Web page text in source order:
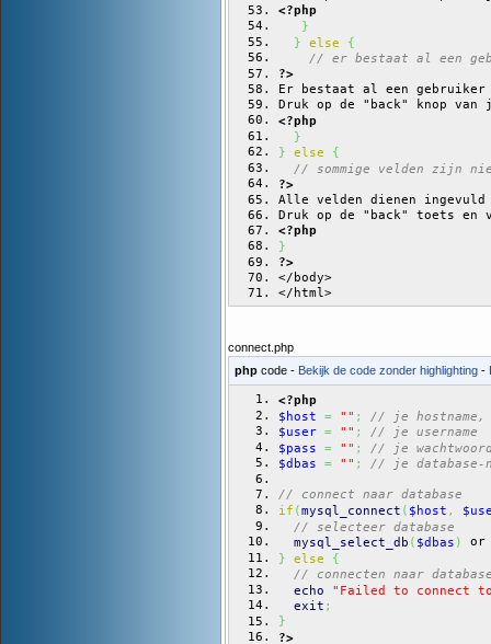
<?php
}
}
else
{
// er bestaat al een
?>
Er bestaat al een gebruiker
Druk op de "back" knop van
<?php
}
}
else
{
// sommige velden zijn
?>
Alle velden dienen
Druk op de "back" toets
<?php
}
?>
</body>
</html>
connect.php
php code - Bekijk de code zonder highlighting -
<?php
$host
= "" ;
// je hostname,
$user = "" ;
// je username
$pass
= "" ;
// je
$dbas
= "" ; // je database-
// connect naar database
if (mysql_connect ( $host ,
// selecteer database
mysql_select_db ( $dbas )
}
else
{
// connecten naar
echo
"Failed to connect
exit ;
}
?>